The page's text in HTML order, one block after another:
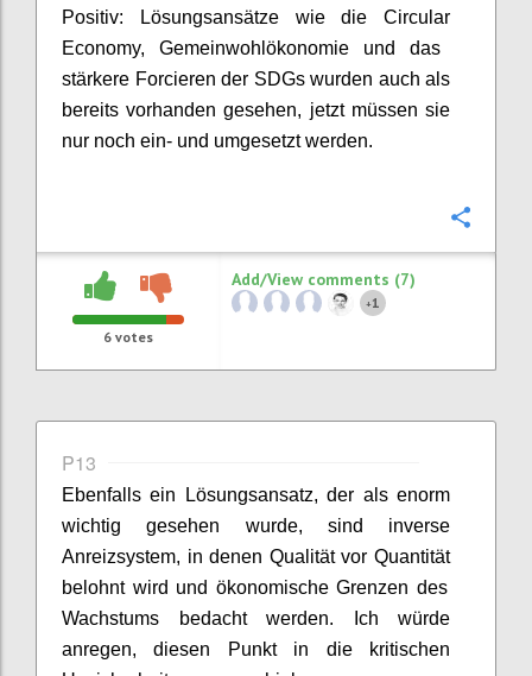
Positiv: Lösungsansätze wie die Circular
Economy, Gemeinwohlökonomie und das
stärkere Forcieren der SDGs wurden auch als
bereits vorhanden gesehen, jetzt müssen sie
nur noch ein- und umgesetzt werden.
6 votes
Add/View comments (7)
+1
P13
Ebenfalls ein Lösungsansatz, der als enorm
wichtig gesehen wurde, sind inverse
Anreizsystem, in denen Qualität vor Quantität
belohnt wird und ökonomische Grenzen des
Wachstums bedacht werden. Ich würde
anregen, diesen Punkt in die kritischen